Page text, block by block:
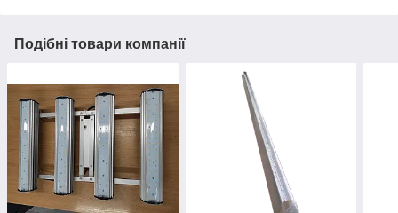
Подібні товари компанії